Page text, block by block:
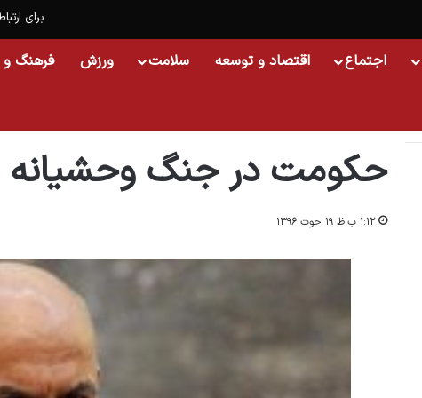
برای
اجتماع اقتصاد و توسعه سلامت ورزش فرهنگ و
حکومت در جنگ وحشیانه
۱:۱۲ ب.ظ ۱۹ حوت ۱۳۹۶